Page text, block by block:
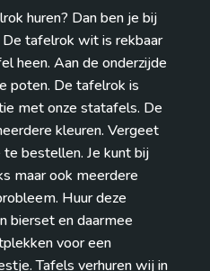
huren? Dan ben je bij
tafelrok wit is rekbaar
heen. Aan de onderzijde
poten. De tafelrok is
met onze statafels. De
kleuren. Vergeet
bestellen. Je kunt bij
maar ook meerdere
Huur deze
bierset en daarmee
voor een
Tafels verhuren wij in